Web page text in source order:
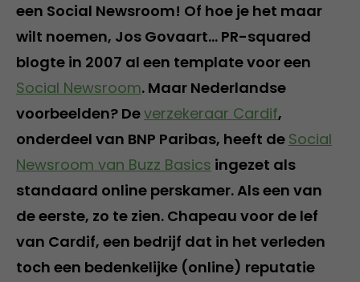
een Social Newsroom! Of hoe je het maar
wilt noemen, Jos Govaart… PR-squared
blogte in 2007 al een template voor een
Social Newsroom. Maar Nederlandse
voorbeelden? Deverzekeraar Cardif,
onderdeel van BNP Paribas, heeft de Social
Newsroom van Buzz Basics ingezet als
standaard online perskamer. Als een van
de eerste, zo te zien. Chapeau voor de lef
van Cardif, een bedrijf dat in het verleden
toch een bedenkelijke (online) reputatie